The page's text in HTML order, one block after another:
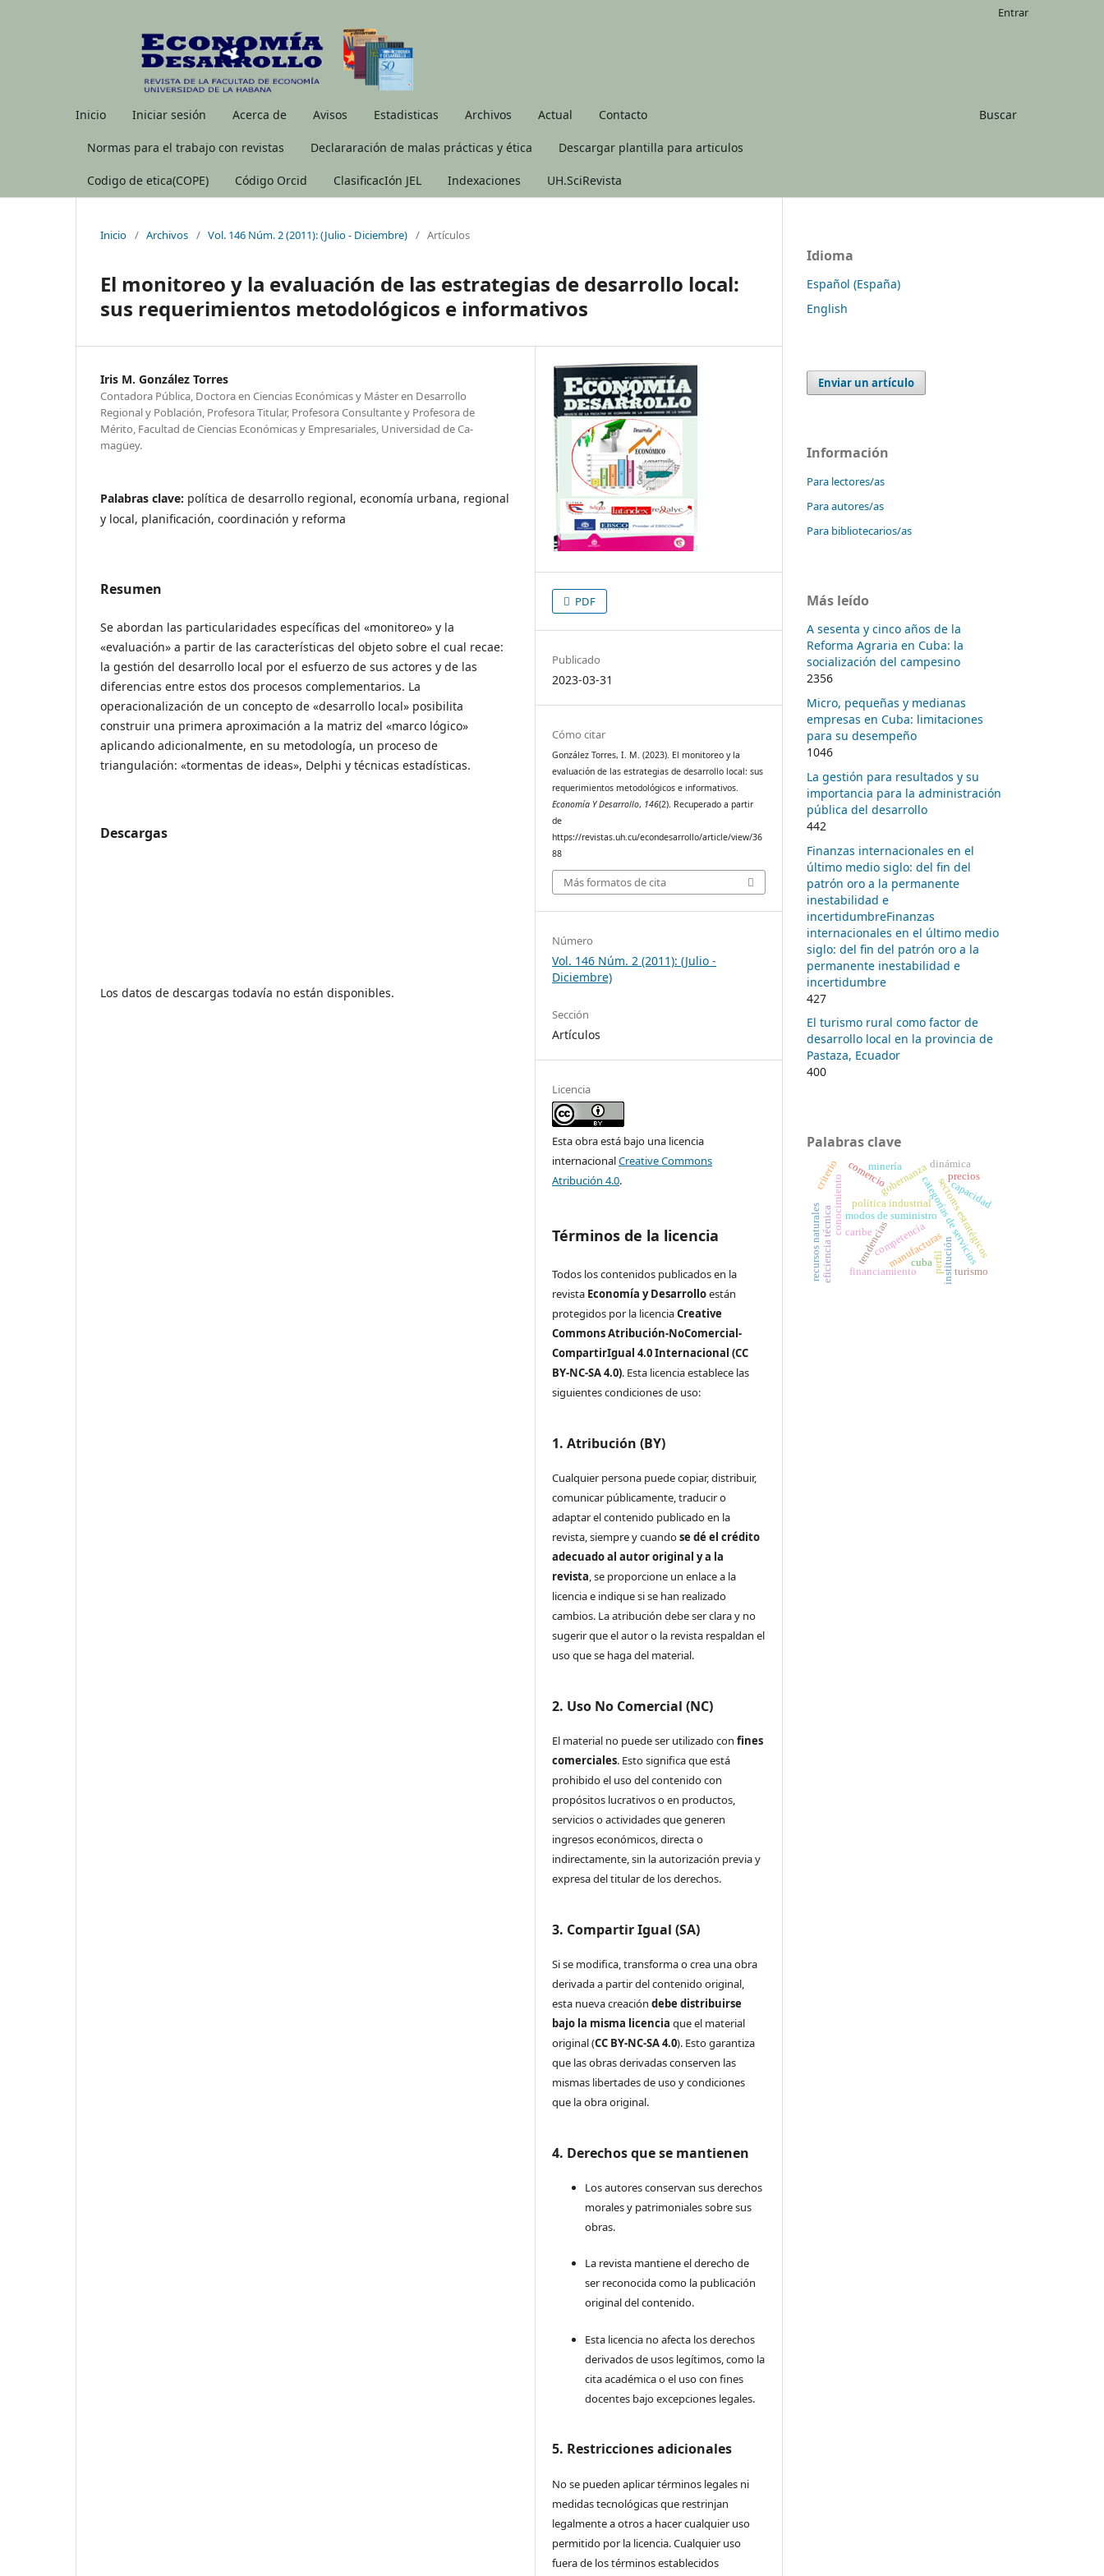
Inicio Iniciar sesión Acerca de Avisos Estadisticas Archivos Actual Contacto
Normas para el trabajo con revistas Declararación de malas prácticas y ética Descargar plantilla para articulos
Codigo de etica(COPE) Código Orcid ClasificacIón JEL Indexaciones UH.SciRevista
Buscar
Entrar
Inicio / Archivos / Vol. 146 Núm. 2 (2011): (Julio - Diciembre) / Artículos
El monitoreo y la evaluación de las estrategias de desarrollo local:
sus requerimientos metodológicos e informativos
Iris M. González Torres
Contadora Pública, Doctora en Ciencias Económicas y Máster en Desarrollo
Regional y Población, Profesora Titular, Profesora Consultante y Profesora de
Mérito, Facultad de Ciencias Económicas y Empresariales, Universidad de Ca-
magüey.
Palabras clave: política de desarrollo regional, economía urbana, regional
y local, planificación, coordinación y reforma
Resumen
Se abordan las particularidades específicas del «monitoreo» y la
«evaluación» a partir de las características del objeto sobre el cual recae:
la gestión del desarrollo local por el esfuerzo de sus actores y de las
diferencias entre estos dos procesos complementarios. La
operacionalización de un concepto de «desarrollo local» posibilita
construir una primera aproximación a la matriz del «marco lógico»
aplicando adicionalmente, en su metodología, un proceso de
triangulación: «tormentas de ideas», Delphi y técnicas estadísticas.
Descargas
Los datos de descargas todavía no están disponibles.
PDF
Publicado
2023-03-31
Cómo citar
González Torres, I. M. (2023). El monitoreo y la
evaluación de las estrategias de desarrollo local: sus
requerimientos metodológicos e informativos.
Economía Y Desarrollo, 146(2). Recuperado a partir
de
https://revistas.uh.cu/econdesarrollo/article/view/36
88
Más formatos de cita
Número
Vol. 146 Núm. 2 (2011): (Julio -
Diciembre)
Sección
Artículos
Licencia
Esta obra está bajo una licencia
internacionalCreative Commons
Atribución 4.0.
Términos de la licencia
Todos los contenidos publicados en la
revista Economía y Desarrolloestán
protegidos por la licenciaCreative
Commons Atribución-NoComercial-
CompartirIgual 4.0 Internacional (CC
BY-NC-SA 4.0). Esta licencia establece las
siguientes condiciones de uso:
1. Atribución (BY)
Cualquier persona puede copiar, distribuir,
comunicar públicamente, traducir o
adaptar el contenido publicado en la
revista, siempre y cuandose dé el crédito
adecuado al autor original y a la
revista, se proporcione un enlace a la
licencia e indique si se han realizado
cambios. La atribución debe ser clara y no
sugerir que el autor o la revista respaldan el
uso que se haga del material.
2. Uso No Comercial (NC)
El material no puede ser utilizado confines
comerciales. Esto significa que está
prohibido el uso del contenido con
propósitos lucrativos o en productos,
servicios o actividades que generen
ingresos económicos, directa o
indirectamente, sin la autorización previa y
expresa del titular de los derechos.
3. Compartir Igual (SA)
Si se modifica, transforma o crea una obra
derivada a partir del contenido original,
esta nueva creacióndebe distribuirse
bajo la misma licencia que el material
original (CC BY-NC-SA 4.0). Esto garantiza
que las obras derivadas conserven las
mismas libertades de uso y condiciones
que la obra original.
4. Derechos que se mantienen
Los autores conservan sus derechos
morales y patrimoniales sobre sus
obras.
La revista mantiene el derecho de
ser reconocida como la publicación
original del contenido.
Esta licencia no afecta los derechos
derivados de usos legítimos, como la
cita académica o el uso con fines
docentes bajo excepciones legales.
5. Restricciones adicionales
No se pueden aplicar términos legales ni
medidas tecnológicas que restrinjan
legalmente a otros a hacer cualquier uso
permitido por la licencia. Cualquier uso
fuera de los términos establecidos
Idioma
Español (España)
English
Enviar un artículo
Información
Para lectores/as
Para autores/as
Para bibliotecarios/as
Más leído
A sesenta y cinco años de la
Reforma Agraria en Cuba: la
socialización del campesino
2356
Micro, pequeñas y medianas
empresas en Cuba: limitaciones
para su desempeño
1046
La gestión para resultados y su
importancia para la administración
pública del desarrollo
442
Finanzas internacionales en el
último medio siglo: del fin del
patrón oro a la permanente
inestabilidad e
incertidumbreFinanzas
internacionales en el último medio
siglo: del fin del patrón oro a la
permanente inestabilidad e
incertidumbre
427
El turismo rural como factor de
desarrollo local en la provincia de
Pastaza, Ecuador
400
Palabras clave
categorías de servicios
modos de suministro
tendenciasmanufacturas
política industrial sectores estratégicos
capacidad
conocimiento
competencia
gobernanza
institución
financiamiento
precios
perfil
caribe
eficiencia técnica
comercio
minería
recursos naturales turismo
dinámica
criterio
cuba